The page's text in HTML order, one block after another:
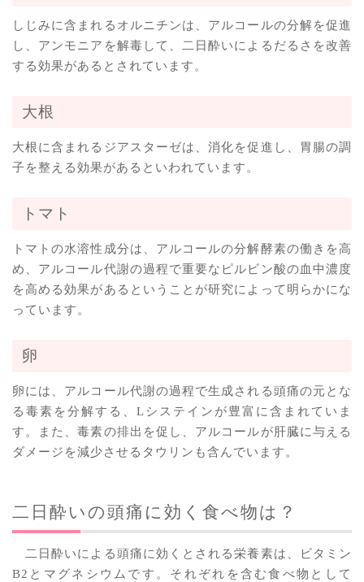
しじみに含まれるオルニチンは、アルコールの分解を促進
し、アンモニアを解毒して、二日酔いによるだるさを改善
する効果があるとされています。
大根
大根に含まれるジアスターゼは、消化を促進し、胃腸の調
子を整える効果があるといわれています。
トマト
トマトの水溶性成分は、アルコールの分解酵素の働きを高
め、アルコール代謝の過程で重要なピルビン酸の血中濃度
を高める効果があるということが研究によって明らかにな
っています。
卵
卵には、アルコール代謝の過程で生成される頭痛の元とな
る毒素を分解する、Lシステインが豊富に含まれていま
す。また、毒素の排出を促し、アルコールが肝臓に与える
ダメージを減少させるタウリンも含んでいます。
二日酔いの頭痛に効く食べ物は？
二日酔いによる頭痛に効くとされる栄養素は、ビタミン
B2とマグネシウムです。それぞれを含む食べ物として